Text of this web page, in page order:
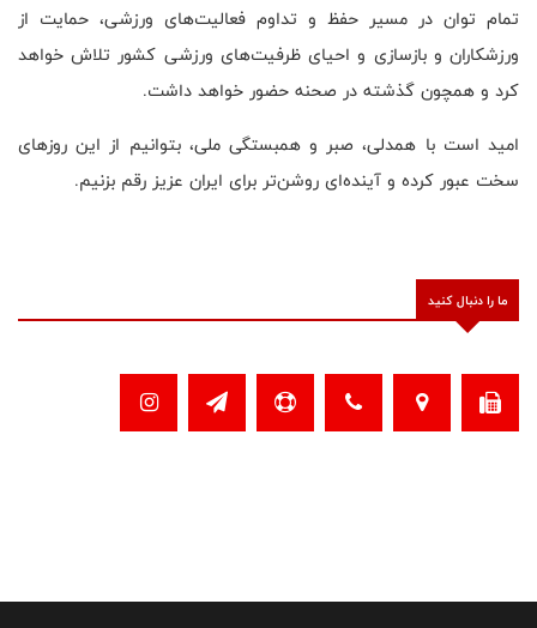
تمام توان در مسیر حفظ و تداوم فعالیت‌های ورزشی، حمایت از
ورزشکاران و بازسازی و احیای ظرفیت‌های ورزشی کشور تلاش خواهد
کرد و همچون گذشته در صحنه حضور خواهد داشت.
امید است با همدلی، صبر و همبستگی ملی، بتوانیم از این روزهای
سخت عبور کرده و آینده‌ای روشن‌تر برای ایران عزیز رقم بزنیم.
ما را دنبال کنید